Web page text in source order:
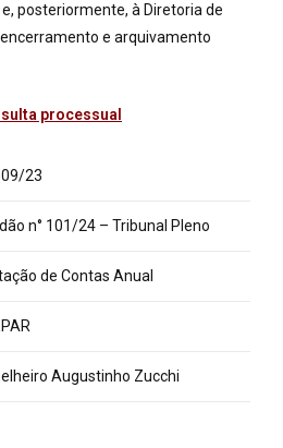
posteriormente, à Diretoria de
e arquivamento
processual
23
n° 101/24 – Tribunal Pleno
de Contas Anual
Augustinho Zucchi